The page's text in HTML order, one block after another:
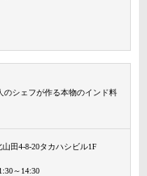
のシェフが作る本物のインド料
田4-8-20タカハシビル1F
～14:30